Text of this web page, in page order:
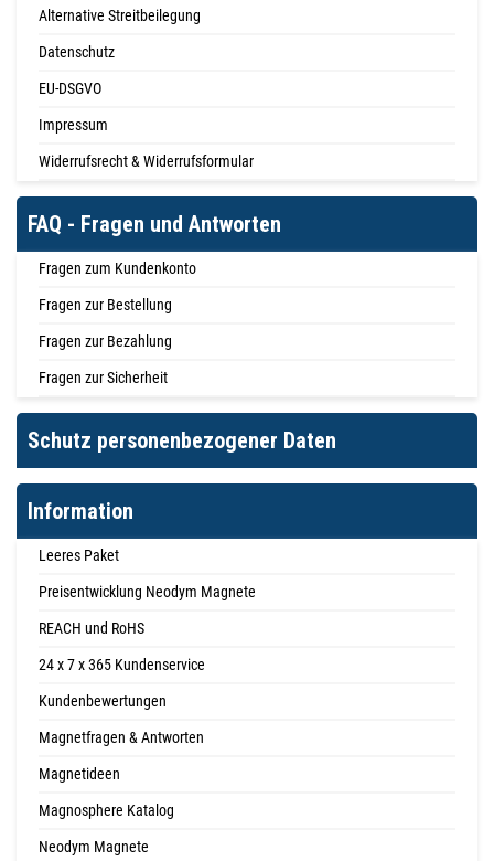
Alternative Streitbeilegung
Datenschutz
EU-DSGVO
Impressum
Widerrufsrecht & Widerrufsformular
FAQ - Fragen und Antworten
Fragen zum Kundenkonto
Fragen zur Bestellung
Fragen zur Bezahlung
Fragen zur Sicherheit
Schutz personenbezogener Daten
Information
Leeres Paket
Preisentwicklung Neodym Magnete
REACH und RoHS
24 x 7 x 365 Kundenservice
Kundenbewertungen
Magnetfragen & Antworten
Magnetideen
Magnosphere Katalog
Neodym Magnete